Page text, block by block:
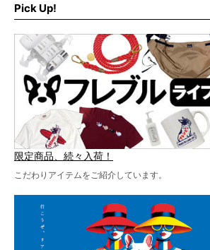
ど、内容盛りだくさんでお送りし
お見逃しなく！
Pick Up!
限定商品、続々入荷！
こだわりアイテムをご紹介しています。